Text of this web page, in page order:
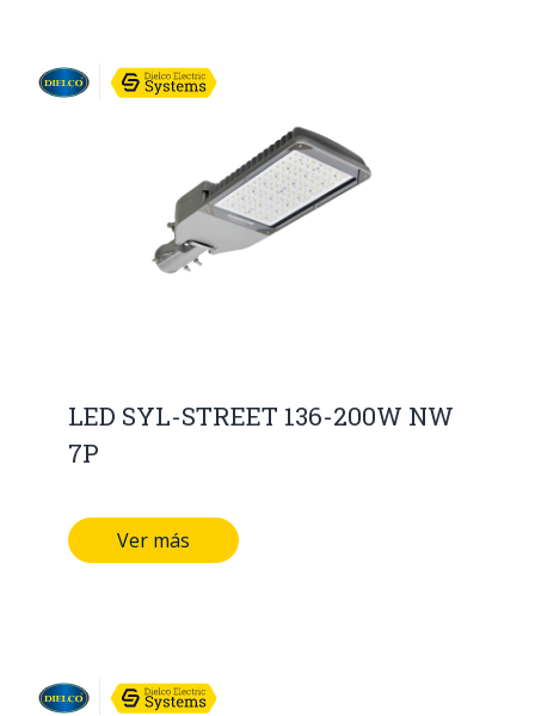
LED SYL-STREET 136-200W NW
7P
Ver más